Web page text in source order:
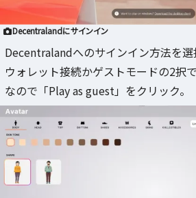
Decentralandにサインイン
Decentralandへのサインイン方法を選
ウォレット接続かゲストモードの2択
なので「Play as guest」をクリック。